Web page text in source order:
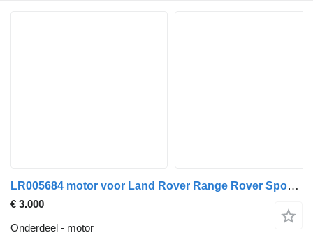
LR005684 motor voor Land Rover Range Rover Sport (01.2005->) vrachtwagen
€ 3.000
Onderdeel - motor